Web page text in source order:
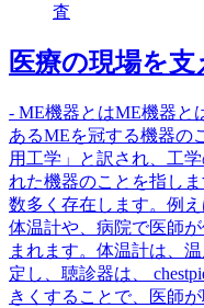
査
医療の現場を
- ME機器とはME機器と
あるMEを冠する機器の
用工学」と訳され、工
れた機器のことを指し
数多く存在します。例
体温計や、病院で医師
まれます。体温計は、
定し、聴診器は、
きくすることで、医師